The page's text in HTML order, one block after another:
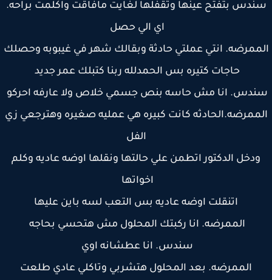
بتفتح عينها وتقفلها لغايت مافاقت واكلمت براحه.
اي الي حصل
انتي عملتي حادثة وبقالك شهر في غيبوبه وحصلك
حاجات كتيره بس الحمدلله ربنا كتبلك عمر جديد
انا مش حاسه بنص جسمي خلاص ولا عارفه احركو
كانت كبيره هي عمليه صغيره وهترجعي زي
الفل
ودخل الدكتور اتطمن علي حالتها ونقلها اوضه عاديه وكلم
اخواتها
اتنقلت اوضه عاديه بس التعب لسه باين عليها
الممرضه. انا ركبتك المحلول مش هتحسي بحاجه
سندس. انا عطشانه اوي
الممرضه. بعد المحلول هتشربي وتاكلي عادي طلعت